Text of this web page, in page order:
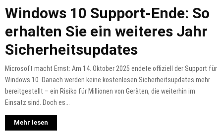
Windows 10 Support-Ende: So
erhalten Sie ein weiteres Jahr
Sicherheitsupdates
Microsoft macht Ernst: Am 14. Oktober 2025 endete offiziell der Support für
Windows 10. Danach werden keine kostenlosen Sicherheitsupdates mehr
bereitgestellt – ein Risiko für Millionen von Geräten, die weiterhin im
Einsatz sind. Doch es...
Mehr lesen